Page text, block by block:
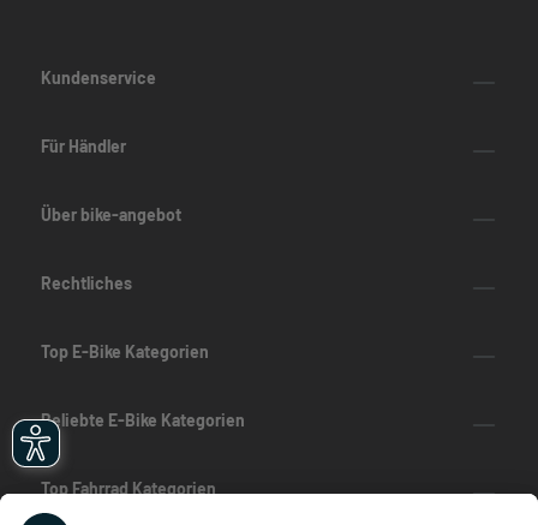
Kundenservice
Für Händler
Über bike-angebot
Rechtliches
Top E-Bike Kategorien
Beliebte E-Bike Kategorien
Top Fahrrad Kategorien